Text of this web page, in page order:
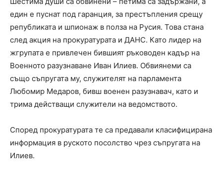
един е пуснат под гаранция, за престъпления срещу
републиката и шпионаж в полза на Русия. Това стана
след акция на прокуратурата и ДАНС. Като лидер на
жгрупата е привлечен бившият ръководен кадър на
Военното разузнаване Иван Илиев. Обвиянеми са
също съпругата му, служителят на парламента
Любомир Медаров, бивш военен разузнавач, като и
трима действащи служители на ведомството.
Според прокуратурата те са предавали класифицирана
информация в руското посолство чрез съпругата на
Илиев.